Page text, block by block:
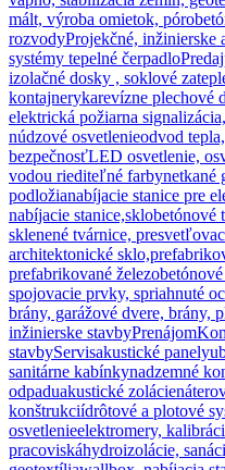
mált, výroba omietok,
rozvodyProjekčné, inžinierske
systémy tepelné čerpadloPredaj
izolačné dosky , soklové
kontajnerykarevízne plechové
elektrická požiarna
núdzové osvetlenieodvod
bezpečnosťLED osvetlenie,
vodou riediteľné farbynetkané
podložianabíjacie stanice pre
nabíjacie stanice,sklobetónové
sklenené tvárnice,
architektonické sklo,
prefabrikované
spojovacie prvky, spriahnuté
brány, garážové dvere, brány,
inžinierske stavbyPrenájom
stavbyServisakustické panely
sanitárne kabínkynadzemné
odpaduakustické zolácie
konštrukciídrôtové a plotové
osvetlenieelektromery,
pracoviskáhydroizolácie,